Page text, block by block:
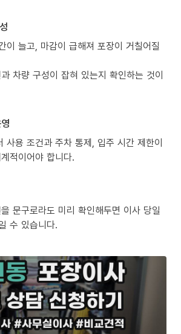
이 늘고, 마감이 급해져 포장이 거칠어질
차량 구성이 잡혀 있는지 확인하는 것이
사용 조건과 주차 통제, 입주 시간 제한이
적이어야 합니다.
문구로라도 미리 확인해두면 이사 당일
수 있습니다.